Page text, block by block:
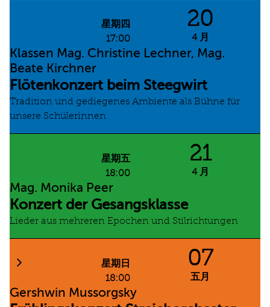
星期四
17:00
20
4 月
Klassen Mag. Christine Lechner, Mag.
Beate Kirchner
Flötenkonzert beim Steegwirt
Tradition und gediegenes Ambiente als Bühne für
unsere Schülerinnen
星期五
18:00
21
4 月
Mag. Monika Peer
Konzert der Gesangsklasse
Lieder aus mehreren Epochen und Stilrichtungen
星期日
18:00
07
五月
Gershwin Mussorgsky